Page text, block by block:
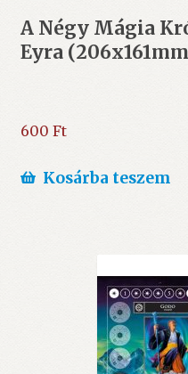
A Négy Mágia
Eyra
600 Ft
Kosárba teszem